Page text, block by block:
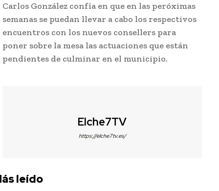
Carlos González confía en que en las peróximas
semanas se puedan llevar a cabo los respectivos
encuentros con los nuevos consellers para
poner sobre la mesa las actuaciones que están
pendientes de culminar en el municipio.
Elche7TV
https://elche7tv.es/
leído